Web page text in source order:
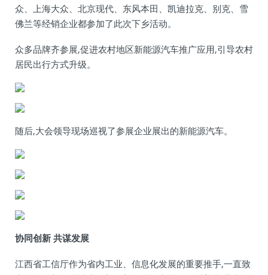
众、上海大众、北京现代、东风本田、凯迪拉克、别克、雪
佛兰等经销企业都参加了此次下乡活动。
众多品牌齐参展,促进农村地区新能源汽车推广应用,引导农村
居民出行方式升级。
随后,大会领导现场巡视了参展企业展出的新能源汽车。
协同创新 共谋发展
江西省工信厅作为省内工业、信息化发展的重要推手,一直致